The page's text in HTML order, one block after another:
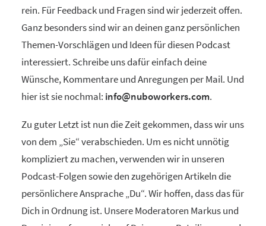
rein. Für Feedback und Fragen sind wir jederzeit offen.
Ganz besonders sind wir an deinen ganz persönlichen
Themen-Vorschlägen und Ideen für diesen Podcast
interessiert. Schreibe uns dafür einfach deine
Wünsche, Kommentare und Anregungen per Mail. Und
hier ist sie nochmal: info@nuboworkers.com.
Zu guter Letzt ist nun die Zeit gekommen, dass wir uns
von dem „Sie“ verabschieden. Um es nicht unnötig
kompliziert zu machen, verwenden wir in unseren
Podcast-Folgen sowie den zugehörigen Artikeln die
persönlichere Ansprache „Du“. Wir hoffen, dass das für
Dich in Ordnung ist. Unsere Moderatoren Markus und